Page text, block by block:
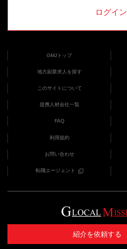
紹介を依頼する
ログイン
GMJトップ
地方副業求人を探す
このサイトについて
提携人材会社一覧
FAQ
利用規約
お問い合わせ
転職エージェント